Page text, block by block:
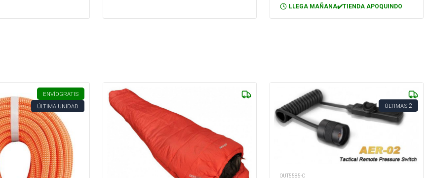
LLEGA MAÑANA✔️TIENDA APOQUINDO
ENVÍOGRATIS
ÚLTIMA UNIDAD
ÚLTIMAS 2
OUT5585-C